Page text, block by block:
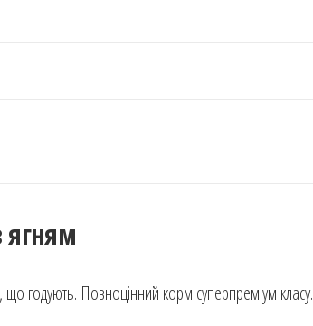
ягням
що годують. Повноцінний корм суперпреміум класу.